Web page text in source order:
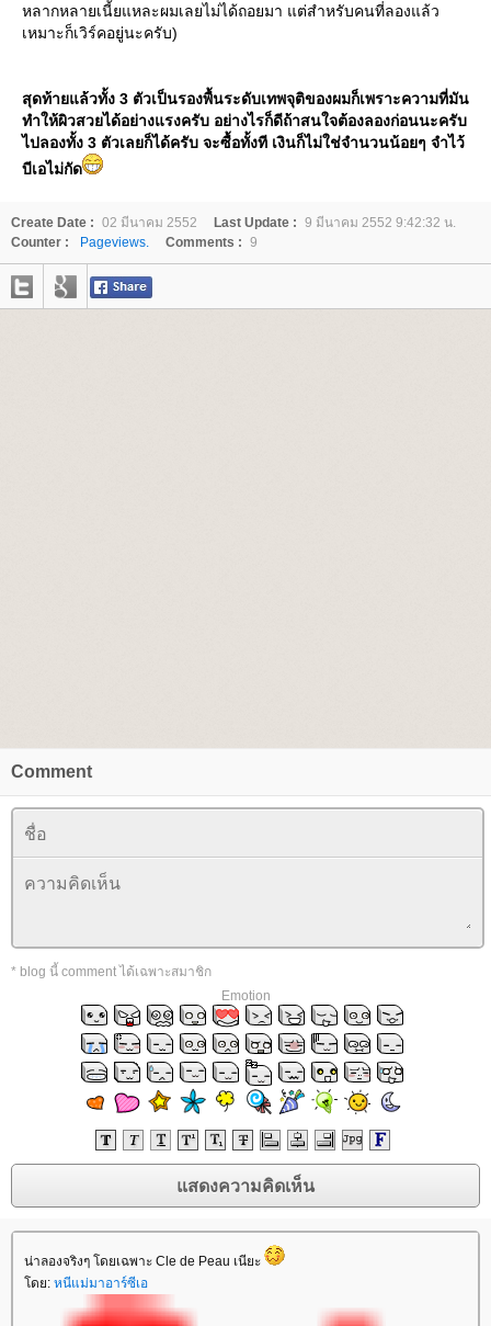
หลากหลายเนี้ยแหละผมเลยไม่ได้ถอยมา แต่สำหรับคนที่ลองแล้ว
เหมาะก็เวิร์คอยู่นะครับ)
สุดท้ายแล้วทั้ง 3 ตัวเป็นรองพื้นระดับเทพจุติของผมก็เพราะความที่มัน
ทำให้ผิวสวยได้อย่างแรงครับ อย่างไรก็ดีถ้าสนใจต้องลองก่อนนะครับ
ไปลองทั้ง 3 ตัวเลยก็ได้ครับ จะซื้อทั้งที เงินก็ไม่ใช่จำนวนน้อยๆ จำไว้
บีเอไม่กัด
Create Date : 02 มีนาคม 2552 Last Update : 9 มีนาคม 2552 9:42:32 น.
Counter :
Pageviews. Comments : 9
Comment
* blog นี้ comment ได้เฉพาะสมาชิก
Emotion
น่าลองจริงๆ โดยเฉพาะ Cle de Peau เนียะ
ดย: หนีแม่มาอาร์ซีเอ